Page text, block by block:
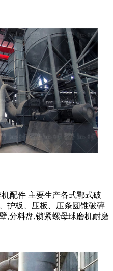
配件 主要生产各式鄂式破
护板、压板、压条圆锥破碎
,分料盘,锁紧螺母球磨机耐磨